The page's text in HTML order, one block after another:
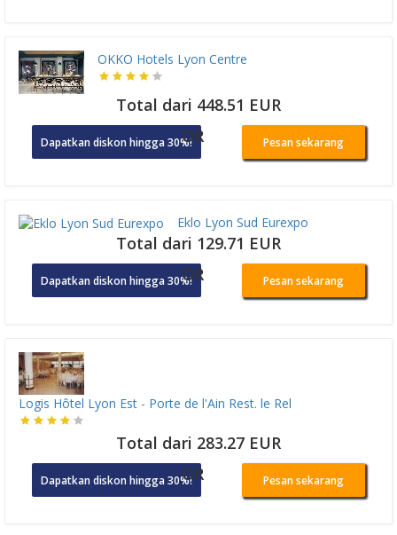
OKKO Hotels Lyon Centre
Total dari 448.51 EUR
Dapatkan diskon hingga 30%!OR Pesan sekarang
Eklo Lyon Sud Eurexpo
Total dari 129.71 EUR
Dapatkan diskon hingga 30%!OR Pesan sekarang
Logis Hôtel Lyon Est - Porte de l'Ain Rest. le Rel
Total dari 283.27 EUR
Dapatkan diskon hingga 30%!OR Pesan sekarang